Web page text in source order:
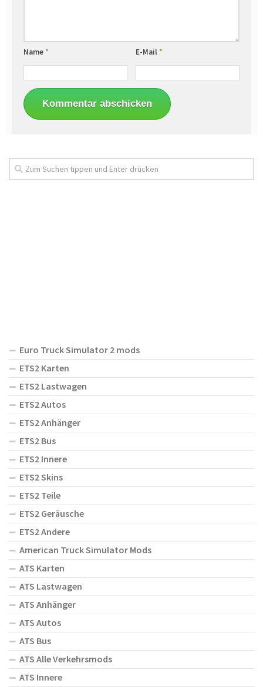
Name* E-Mail*
Euro Truck Simulator 2 mods
ETS2 Karten
ETS2 Lastwagen
ETS2 Autos
ETS2 Anhänger
ETS2 Bus
ETS2 Innere
ETS2 Skins
ETS2 Teile
ETS2 Geräusche
ETS2 Andere
American Truck Simulator Mods
ATS Karten
ATS Lastwagen
ATS Anhänger
ATS Autos
ATS Bus
ATS Alle Verkehrsmods
ATS Innere